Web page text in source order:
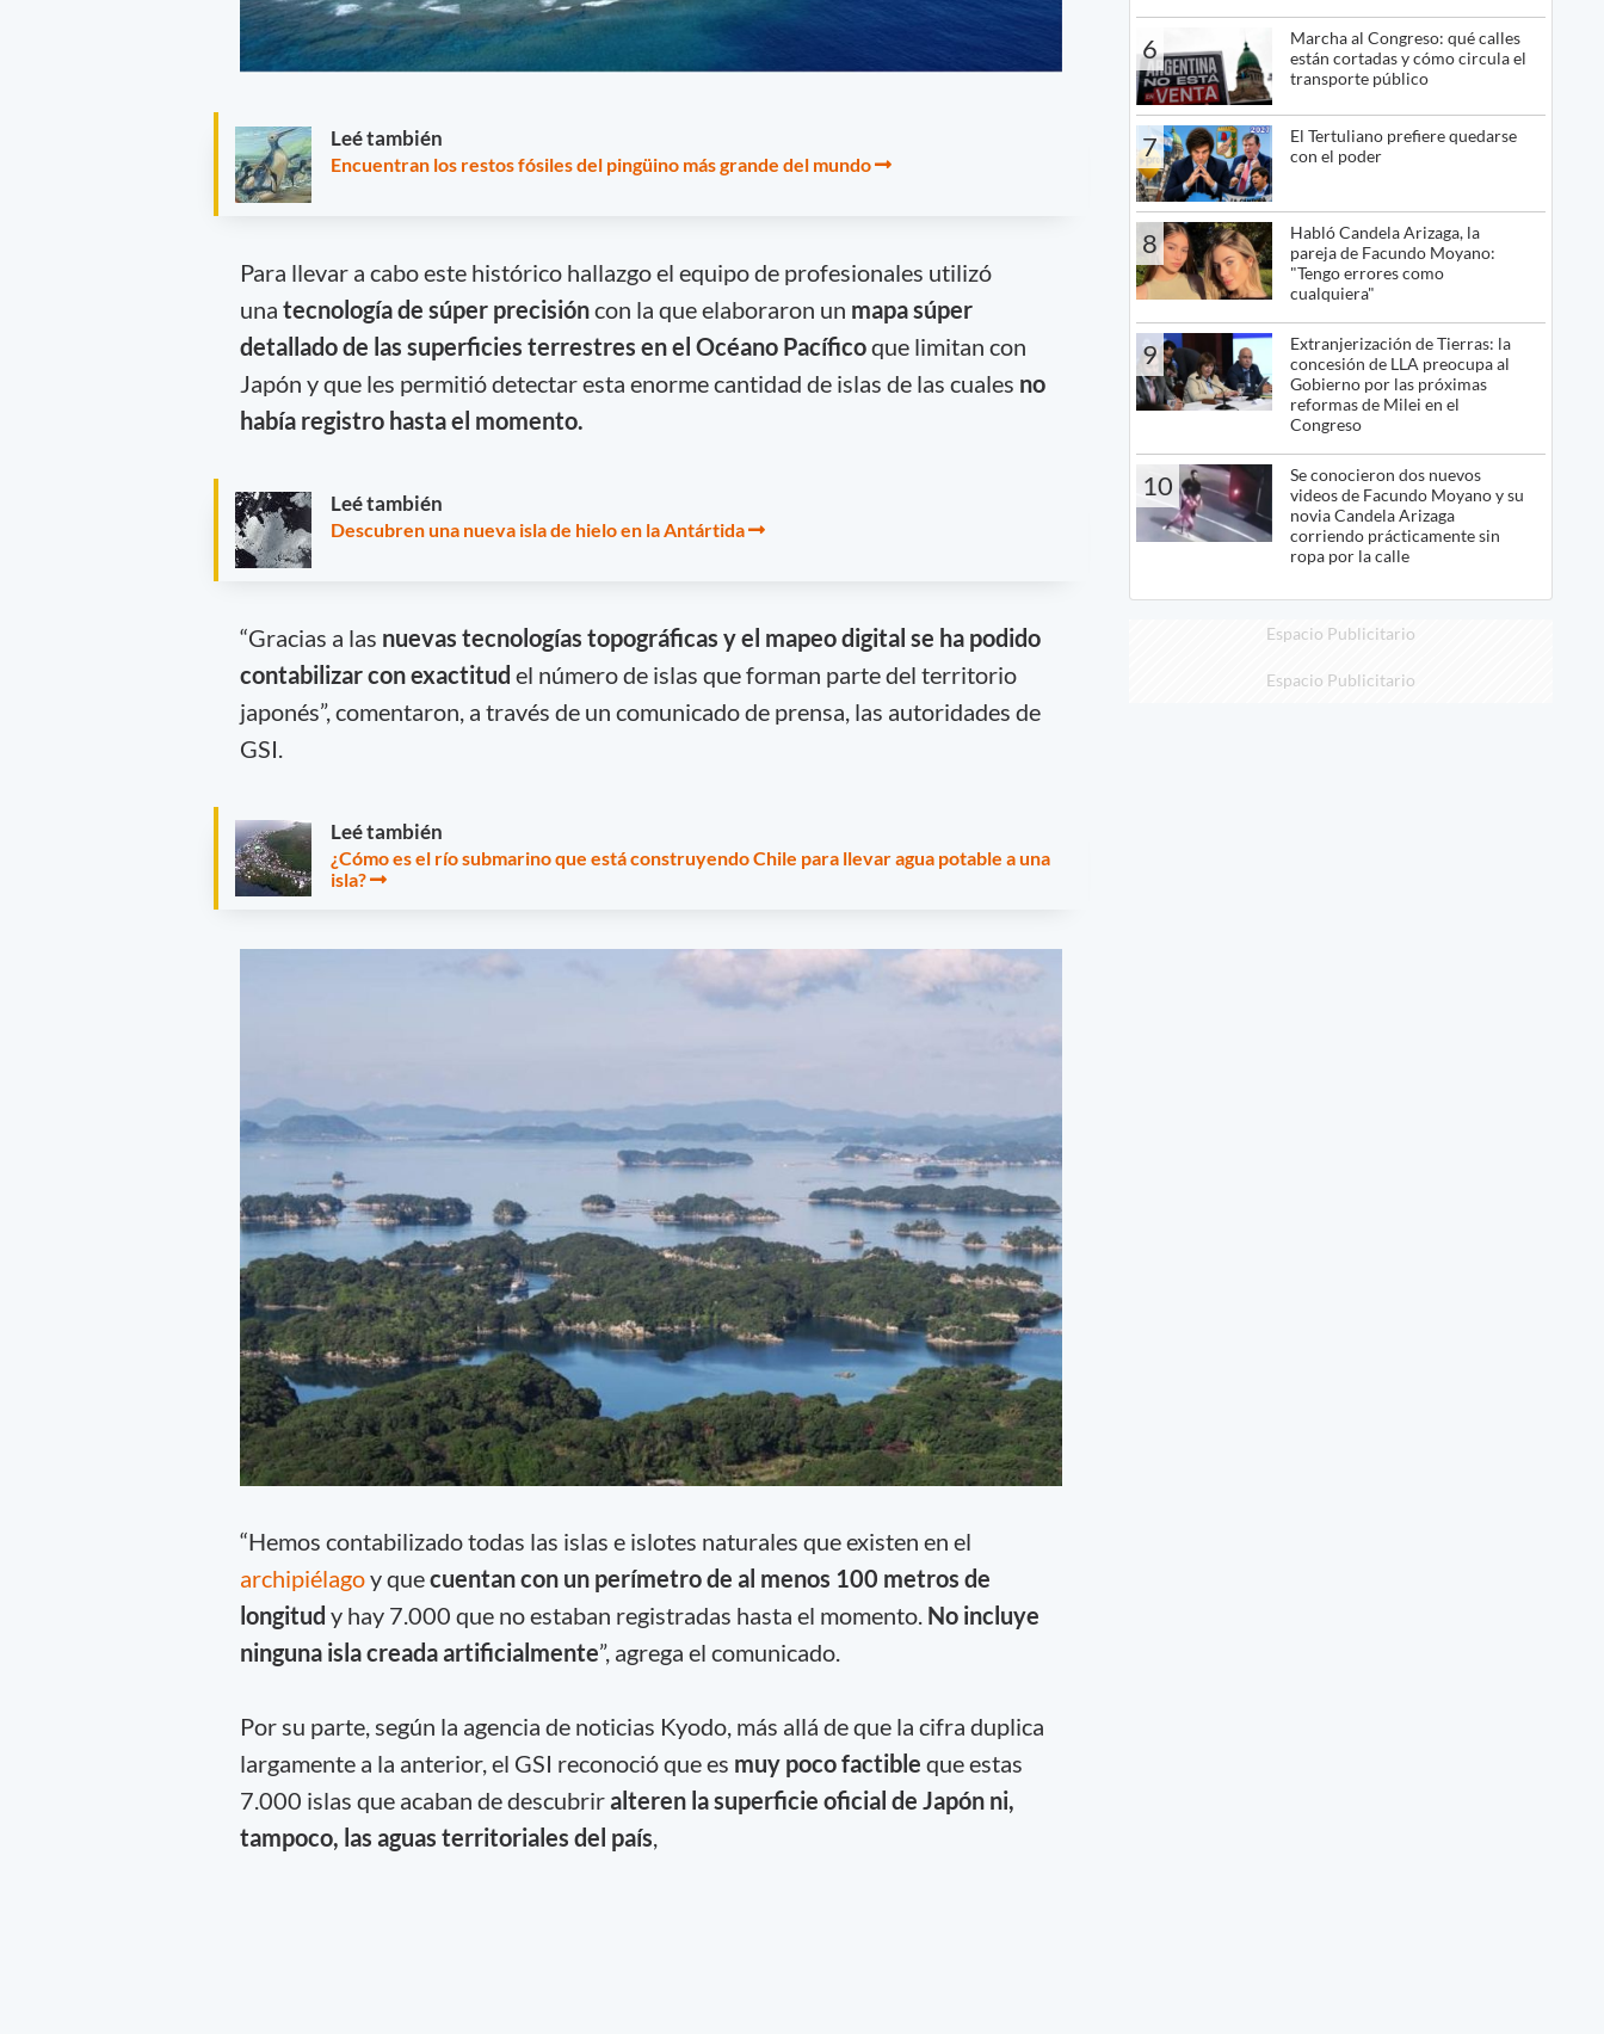
Leé también
Encuentran los restos fósiles del pingüino más grande del mundo
Para llevar a cabo este histórico hallazgo el equipo de profesionales utilizó
una tecnología de súper precisióncon la que elaboraron un mapa súper
detallado de las superficies terrestres en el Océano Pacíficoque limitan con
Japón y que les permitió detectar esta enorme cantidad de islas de las cuales no
había registro hasta el momento.
Leé también
Descubren una nueva isla de hielo en la Antártida
“Gracias a las nuevas tecnologías topográficas y el mapeo digital se ha podido
contabilizar con exactitud el número de islas que forman parte del territorio
japonés”, comentaron, a través de un comunicado de prensa, las autoridades de
GSI.
Leé también
¿Cómo es el río submarino que está construyendo Chile para llevar agua potable a una
isla?
“Hemos contabilizado todas las islas e islotes naturales que existen en el
archipiélagoy quecuentancon un perímetro de al menos 100 metros de
longitud y hay 7.000 que no estaban registradas hasta el momento. No incluye
ninguna isla creada artificialmente”, agrega el comunicado.
Por su parte, según la agencia de noticias Kyodo, más allá de que la cifra duplica
largamente a la anterior, el GSI reconoció que es muy poco factible que estas
7.000 islas que acaban de descubriralteren la superficie oficial de Japón ni,
tampoco, las aguas territoriales del país
6
Marcha al Congreso: qué calles
están cortadas y cómo circula el
transporte público
7
El Tertuliano prefiere quedarse
con el poder
8
Habló Candela Arizaga, la
pareja de Facundo Moyano:
"Tengo errores como
cualquiera"
9
Extranjerización de Tierras: la
concesión de LLA preocupa al
Gobierno por las próximas
reformas de Milei en el
Congreso
10
Se conocieron dos nuevos
videos de Facundo Moyano y su
novia Candela Arizaga
corriendo prácticamente sin
ropa por la calle
Espacio Publicitario
Espacio Publicitario